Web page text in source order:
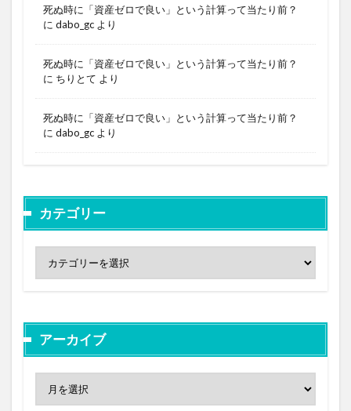
死ぬ時に「資産ゼロで良い」という計算って当たり前？
に dabo_gc より
死ぬ時に「資産ゼロで良い」という計算って当たり前？
に ちりとて より
死ぬ時に「資産ゼロで良い」という計算って当たり前？
に dabo_gc より
カテゴリー
アーカイブ